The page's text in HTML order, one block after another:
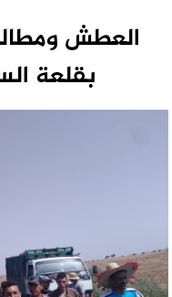
العطش
بقلعة